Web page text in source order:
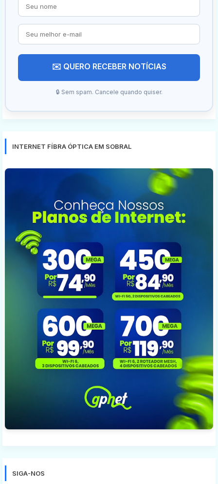
✉️ QUERO RECEBER NOTÍCIAS
🔒 Sem spam. Cancele quando quiser.
INTERNET FÍBRA ÓPTICA EM SOBRAL
SIGA-NOS